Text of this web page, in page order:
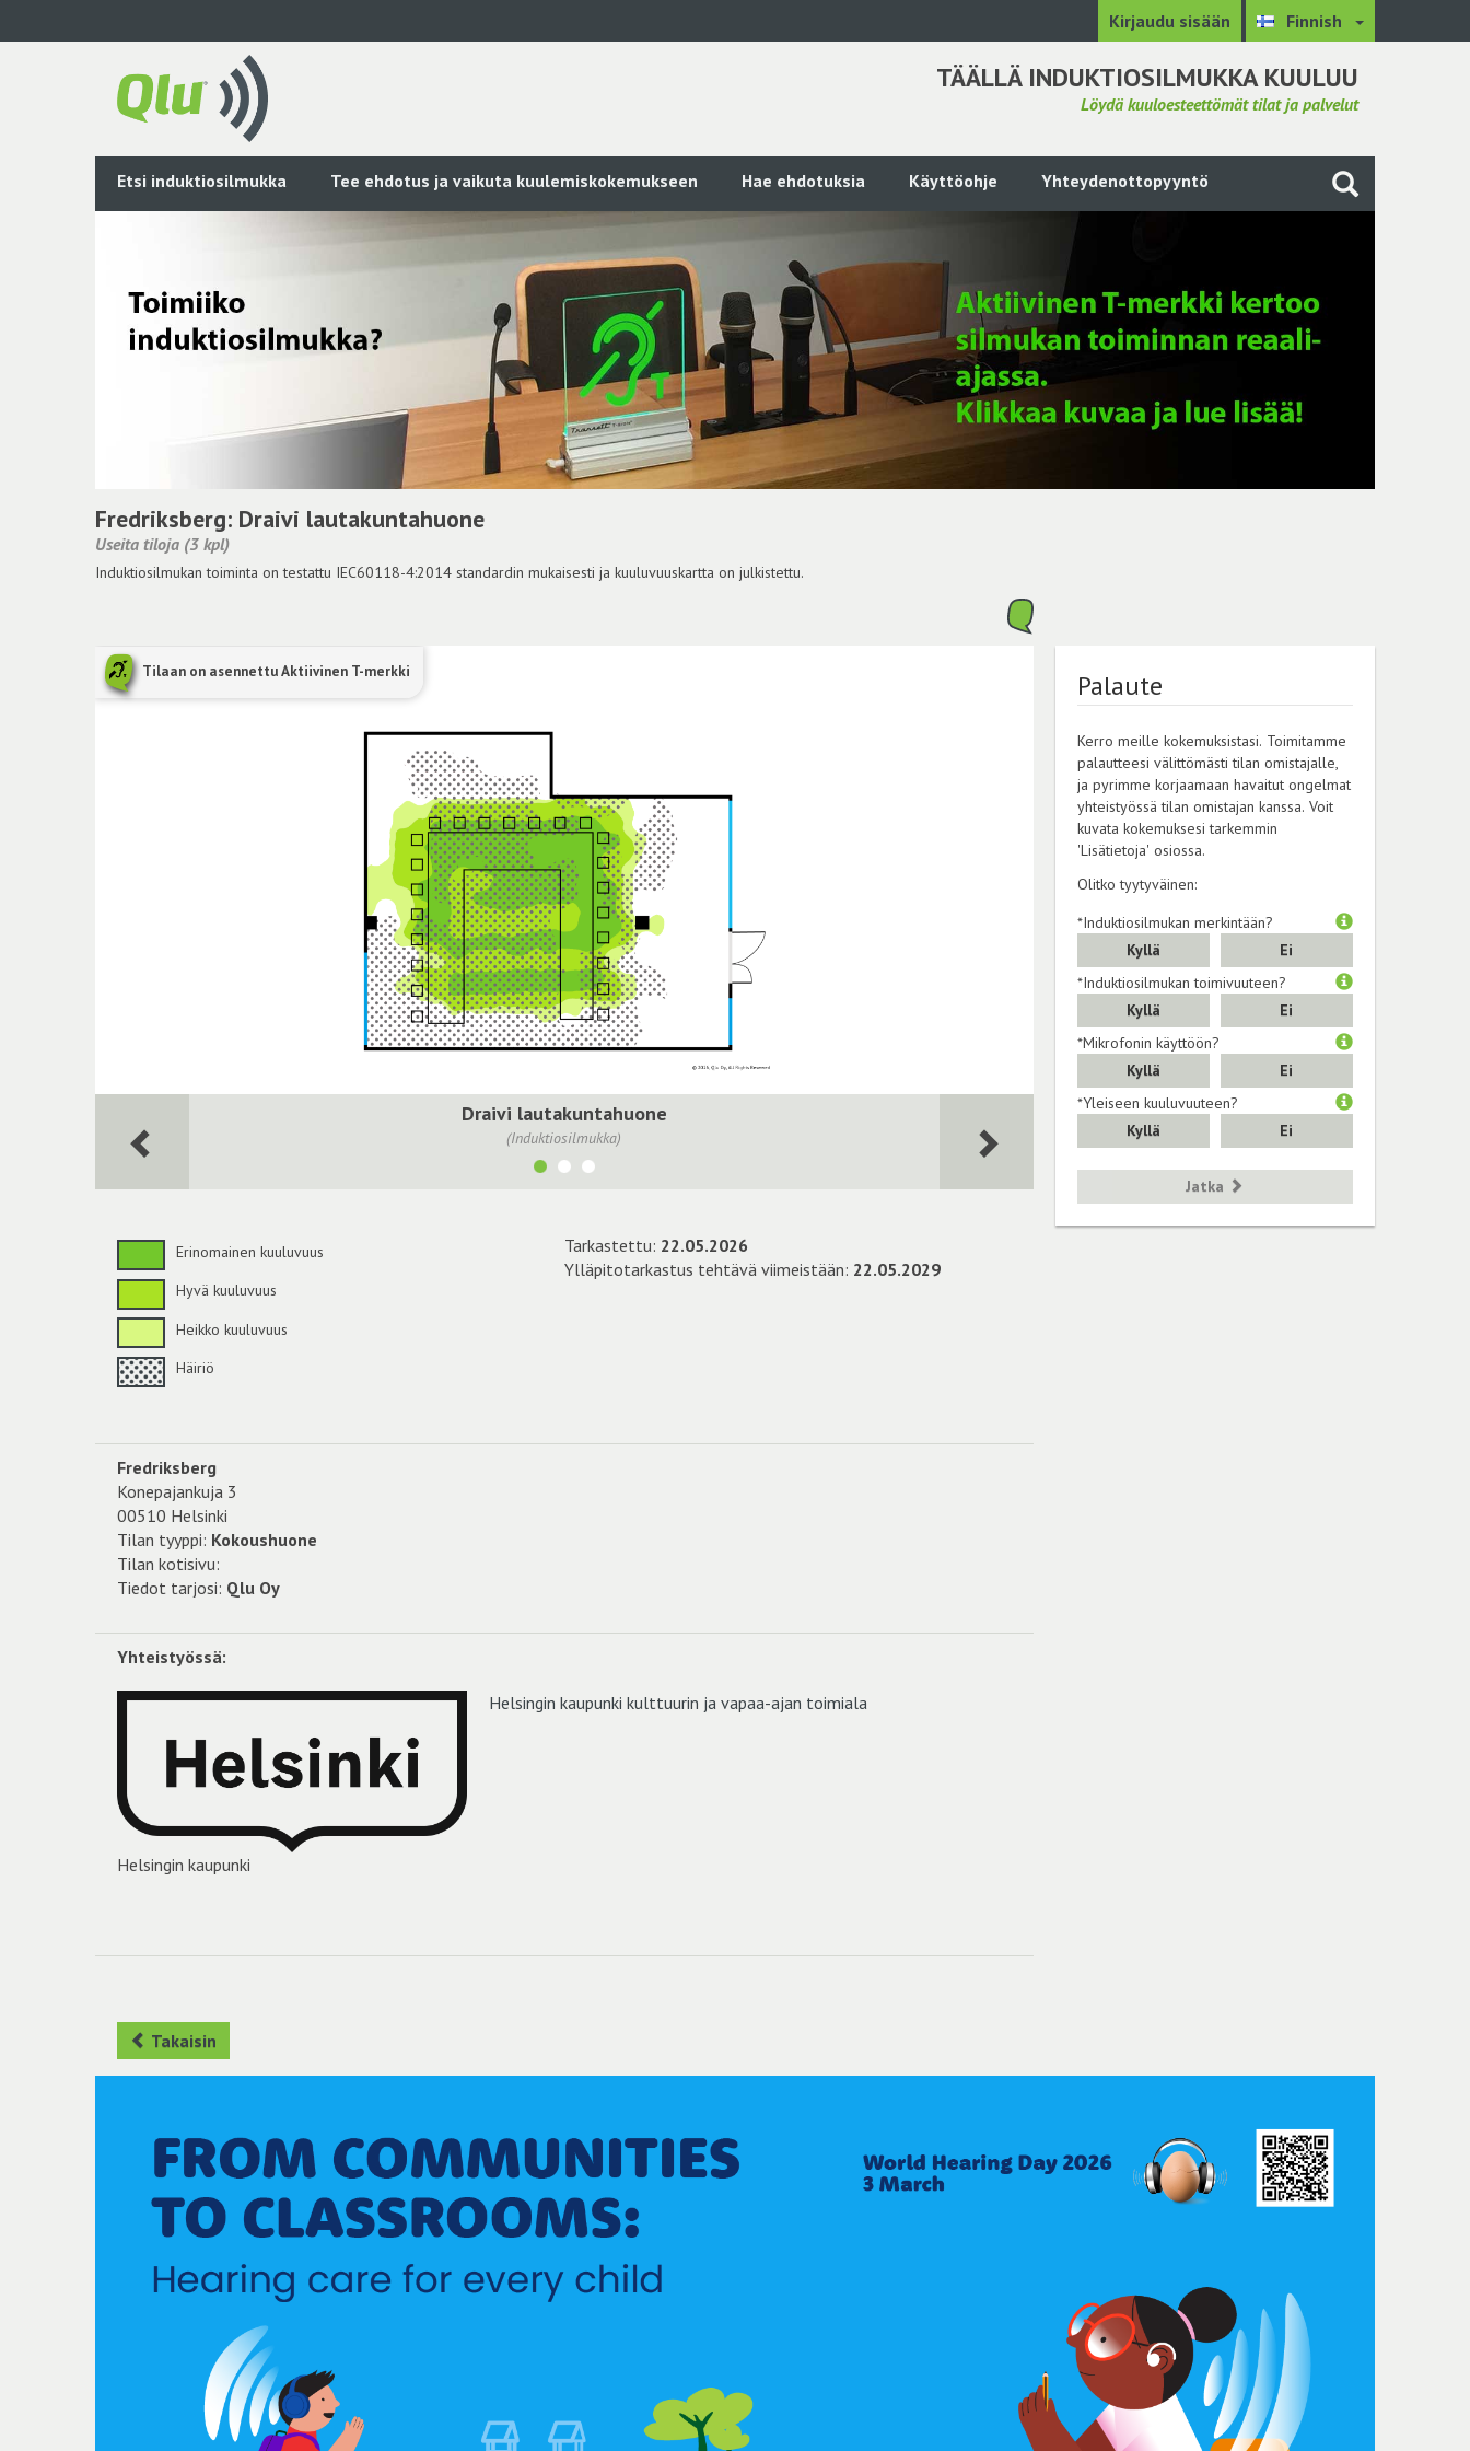
Kirjaudu sisään Finnish
TÄÄLLÄ INDUKTIOSILMUKKA KUULUU
Löydä kuuloesteettömät tilat ja palvelut
Etsi induktiosilmukka Tee ehdotus ja vaikuta kuulemiskokemukseen Hae ehdotuksia Käyttöohje Yhteydenottopyyntö
Fredriksberg: Draivi lautakuntahuone
Useita tiloja (3 kpl)
Induktiosilmukan toiminta on testattu IEC60118-4:2014 standardin mukaisesti ja kuuluvuuskartta on julkistettu.
Tilaan on asennettu Aktiivinen T-merkki
Draivi lautakuntahuone
(Induktiosilmukka)
Erinomainen kuuluvuus
Hyvä kuuluvuus
Heikko kuuluvuus
Häiriö
Tarkastettu: 22.05.2026
Ylläpitotarkastus tehtävä viimeistään: 22.05.2029
Fredriksberg
Konepajankuja 3
00510 Helsinki
Tilan tyyppi: Kokoushuone
Tilan kotisivu:
Tiedot tarjosi: Qlu Oy
Yhteistyössä:
Helsingin kaupunki
Helsingin kaupunki kulttuurin ja vapaa-ajan toimiala
Palaute
Kerro meille kokemuksistasi. Toimitamme
palautteesi välittömästi tilan omistajalle,
ja pyrimme korjaamaan havaitut ongelmat
yhteistyössä tilan omistajan kanssa. Voit
kuvata kokemuksesi tarkemmin
'Lisätietoja' osiossa.
Olitko tyytyväinen:
*Induktiosilmukan merkintään?
Kyllä
Ei
*Induktiosilmukan toimivuuteen?
Kyllä
Ei
*Mikrofonin käyttöön?
Kyllä
Ei
*Yleiseen kuuluvuuteen?
Kyllä
Ei
Jatka
Takaisin